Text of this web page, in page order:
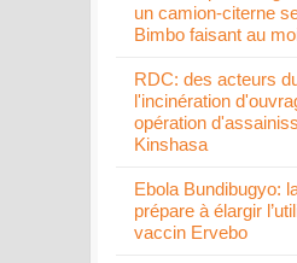
un camion-citerne
Bimbo faisant au
RDC: des acteurs
l'incinération
opération
Kinshasa
Ebola Bundibugyo:
prépare à élargir
vaccin Ervebo